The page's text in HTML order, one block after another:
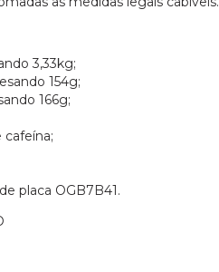
3,33kg;
154g;
166g;
placa OGB7B41.